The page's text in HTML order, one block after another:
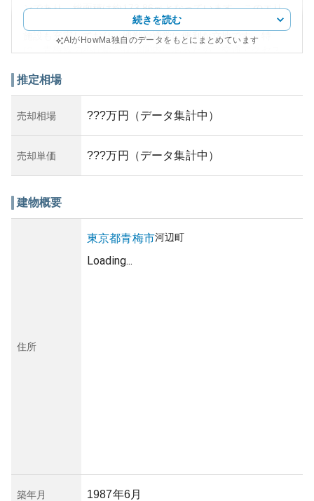
ンであり、総面積は約173.86㎡となっています。このエリ
アは閑静な住宅地として知られ、周辺には教育機関や商業
施設も充実しており、通勤や通学に便利な立地です。特
外観としては、鉄筋コンクリート造特有の堅牢な印象を持
すると若年層向けの賃貸や、ファミリー層をターゲットに
した投資マンションとしての需要も見込めます。しかし築
38年という経過年数から、物件の維持には定期的なメンテ
ナンスが必要です。
所有リスクとしては、耐震基準が現在の法律を満たしてい
維持のための経済的準備が挙げられます。また、エリア全
体としての不動産需要の動向にも目を向けながら、長期的
な資産計画を考えることが鍵となるでしょう。
続きを読む
AIがHowMa独自のデータをもとにまとめています
推定相場
売却相場 ???万円（データ集計中）
売却単価 ???万円（データ集計中）
建物概要
住所
東京都青梅市河辺町
Loading...
築年月 1987年6月